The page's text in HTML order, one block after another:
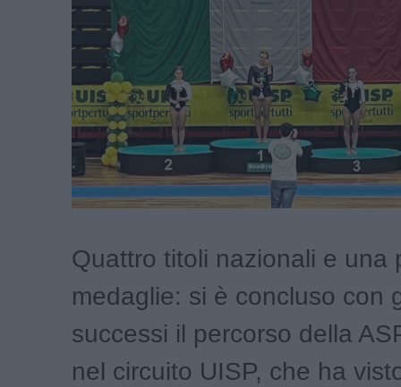
Quattro titoli nazionali e una
medaglie: si è concluso con
successi il percorso della
nel circuito UISP, che ha